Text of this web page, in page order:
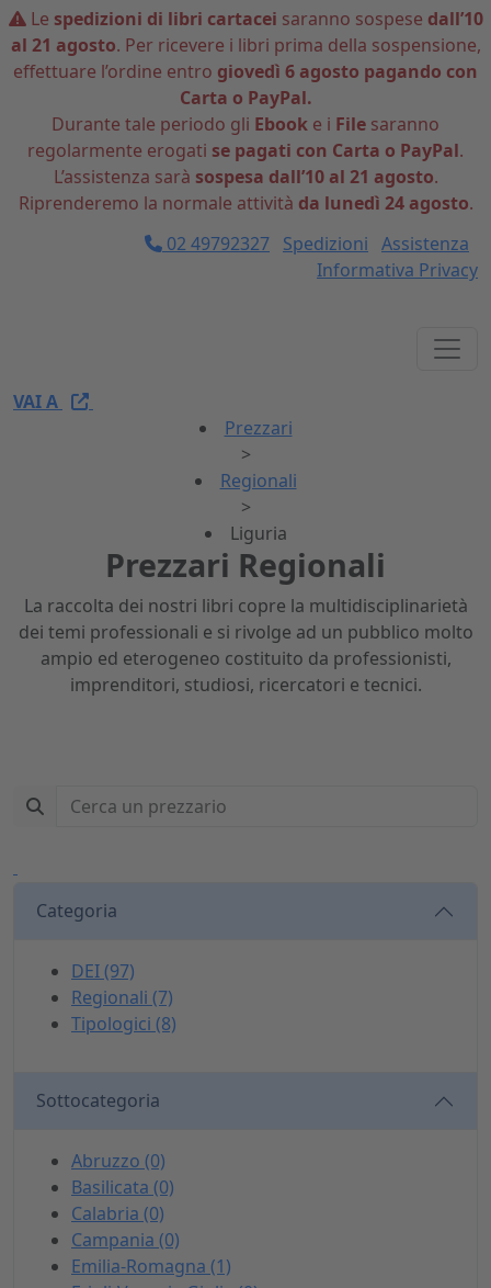
Le spedizioni di libri cartacei saranno sospese dall’10
al 21 agosto. Per ricevere i libri prima della sospensione,
effettuare l’ordine entro giovedì 6 agosto pagando con
Carta o PayPal.
Durante tale periodo gli Ebook e i File saranno
regolarmente erogati se pagati con Carta o PayPal.
L’assistenza sarà sospesa dall’10 al 21 agosto.
Riprenderemo la normale attività da lunedì 24 agosto.
02 49792327 Spedizioni Assistenza
Informativa Privacy
VAI A
Prezzari
>
Regionali
>
Liguria
Prezzari Regionali
La raccolta dei nostri libri copre la multidisciplinarietà
dei temi professionali e si rivolge ad un pubblico molto
ampio ed eterogeneo costituito da professionisti,
imprenditori, studiosi, ricercatori e tecnici.
Categoria
DEI (97)
Regionali (7)
Tipologici (8)
Sottocategoria
Abruzzo (0)
Basilicata (0)
Calabria (0)
Campania (0)
Emilia-Romagna (1)